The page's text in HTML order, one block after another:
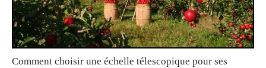
Comment choisir une échelle télescopique pour ses